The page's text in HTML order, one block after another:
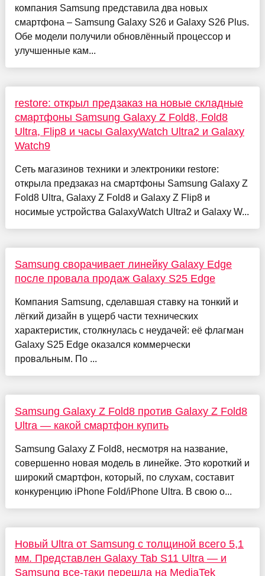
компания Samsung представила два новых
смартфона – Samsung Galaxy S26 и Galaxy S26 Plus.
Обе модели получили обновлённый процессор и
улучшенные кам...
restore: открыл предзаказ на новые складные
смартфоны Samsung Galaxy Z Fold8, Fold8
Ultra, Flip8 и часы GalaxyWatch Ultra2 и Galaxy
Watch9
Сеть магазинов техники и электроники restore:
открыла предзаказ на смартфоны Samsung Galaxy Z
Fold8 Ultra, Galaxy Z Fold8 и Galaxy Z Flip8 и
носимые устройства GalaxyWatch Ultra2 и Galaxy W...
Samsung сворачивает линейку Galaxy Edge
после провала продаж Galaxy S25 Edge
Компания Samsung, сделавшая ставку на тонкий и
лёгкий дизайн в ущерб части технических
характеристик, столкнулась с неудачей: её флагман
Galaxy S25 Edge оказался коммерчески
провальным. По ...
Samsung Galaxy Z Fold8 против Galaxy Z Fold8
Ultra — какой смартфон купить
Samsung Galaxy Z Fold8, несмотря на название,
совершенно новая модель в линейке. Это короткий и
широкий смартфон, который, по слухам, составит
конкуренцию iPhone Fold/iPhone Ultra. В свою о...
Новый Ultra от Samsung с толщиной всего 5,1
мм. Представлен Galaxy Tab S11 Ultra — и
Samsung все-таки перешла на MediaTek